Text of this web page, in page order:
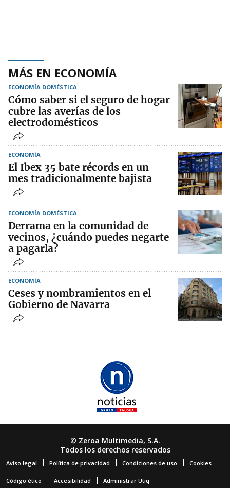
MÁS EN ECONOMÍA
ECONOMÍA DOMÉSTICA
Cómo saber si el seguro de hogar
cubre las averías de los
electrodomésticos
ECONOMÍA
El Ibex 35 bate récords en un
mes tradicionalmente bajista
ECONOMÍA DOMÉSTICA
Derrama en la comunidad de
vecinos, ¿cuándo puedes negarte
a pagarla?
ECONOMÍA
Ceses y nombramientos en el
Gobierno de Navarra
© Zeroa Multimedia, S.A.
Todos los derechos reservados
Aviso legal Política de privacidad Condiciones de uso Cookies
Código ético Accesibilidad Administrar Utiq